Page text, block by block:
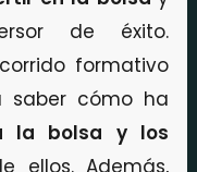
de éxito.
formativo
saber cómo ha
la bolsa y los